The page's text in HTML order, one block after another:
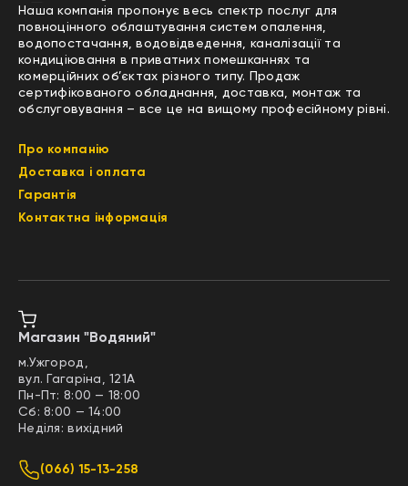
Наша компанія пропонує весь спектр послуг для
повноцінного облаштування систем опалення,
водопостачання, водовідведення, каналізації та
кондиціювання в приватних помешканнях та
комерційних об’єктах різного типу. Продаж
сертифікованого обладнання, доставка, монтаж та
обслуговування – все це на вищому професійному рівні.
Про компанію
Доставка і оплата
Гарантія
Контактна інформація
Магазин "Водяний"
м.Ужгород,
вул. Гагаріна, 121А
Пн-Пт: 8:00 — 18:00
Сб: 8:00 — 14:00
Неділя: вихідний
(066) 15-13-258